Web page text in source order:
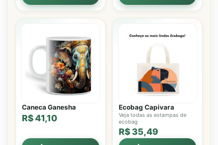
Caneca Ganesha
R$ 41,10
Ecobag Capivara
Veja todas as estampas de
ecobag
R$ 35,49